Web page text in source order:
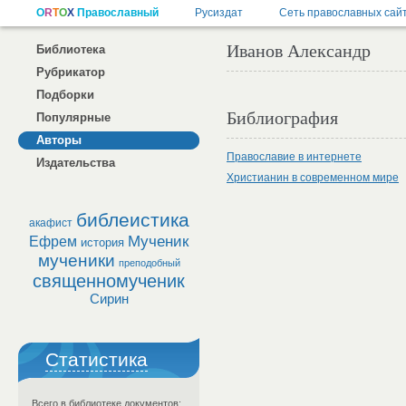
Библиотека
Рубрикатор
Подборки
Популярные
Авторы
Издательства
акафист библеистика
Ефрем история Мученик
мученики преподобный
священномученик
Сирин
Статистика
Всего в библиотеке документов:
Иванов Александр
Библиография
Православие в интернете
Христианин в современном мире